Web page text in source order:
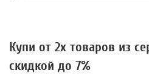
Купи от 2х товаров из
скидкой до 7%